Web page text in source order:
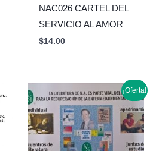
NAC026 CARTEL DEL
SERVICIO AL AMOR
$14.00
¡Oferta!
price
was:
$13.00.
price
is:
$6.50.